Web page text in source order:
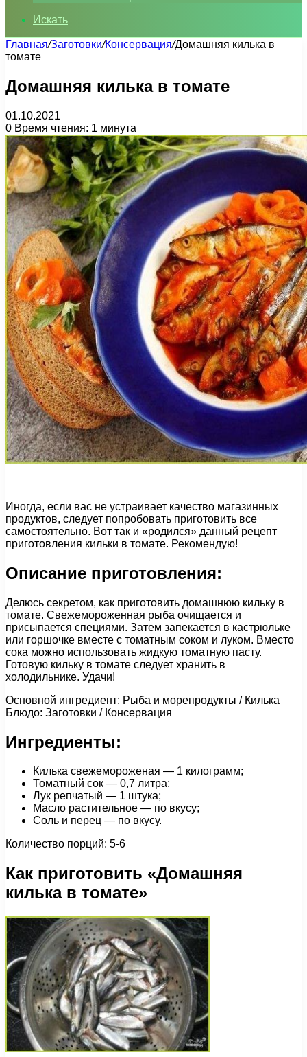
Искать
Главная/Заготовки/Консервация/Домашняя килька в
томате
Домашняя килька в томате
01.10.2021
0 Время чтения: 1 минута
Иногда, если вас не устраивает качество магазинных
продуктов, следует попробовать приготовить все
самостоятельно. Вот так и «родился» данный рецепт
приготовления кильки в томате. Рекомендую!
Описание приготовления:
Делюсь секретом, как приготовить домашнюю кильку в
томате. Свежемороженная рыба очищается и
присыпается специями. Затем запекается в кастрюльке
или горшочке вместе с томатным соком и луком. Вместо
сока можно использовать жидкую томатную пасту.
Готовую кильку в томате следует хранить в
холодильнике. Удачи!
Основной ингредиент: Рыба и морепродукты / Килька
Блюдо: Заготовки / Консервация
Ингредиенты:
Килька свежемороженая — 1 килограмм;
Томатный сок — 0,7 литра;
Лук репчатый — 1 штука;
Масло растительное — по вкусу;
Соль и перец — по вкусу.
Количество порций: 5-6
Как приготовить «Домашняя
килька в томате»